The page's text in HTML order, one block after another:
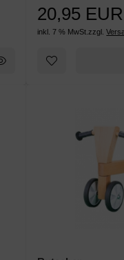
20,95 EUR
inkl. 7 % MwSt. zzgl.